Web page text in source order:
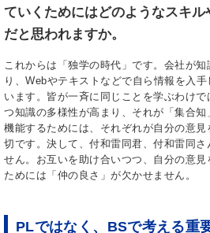
ていくためにはどのようなスキ
だと思われますか。
これからは「独学の時代」です。会社が
り、Webやテキストなどで自ら情報を入
います。皆が一斉に同じことを学ぶわけ
つ知識の多様性が高まり、それが「集合
機能するためには、それぞれが自分の意
切です。決して、付和雷同君、付和雷同
せん。お互いを助け合いつつ、自分の意
ためには「仲の良さ」が欠かせません。
PLではなく、BSで考える重